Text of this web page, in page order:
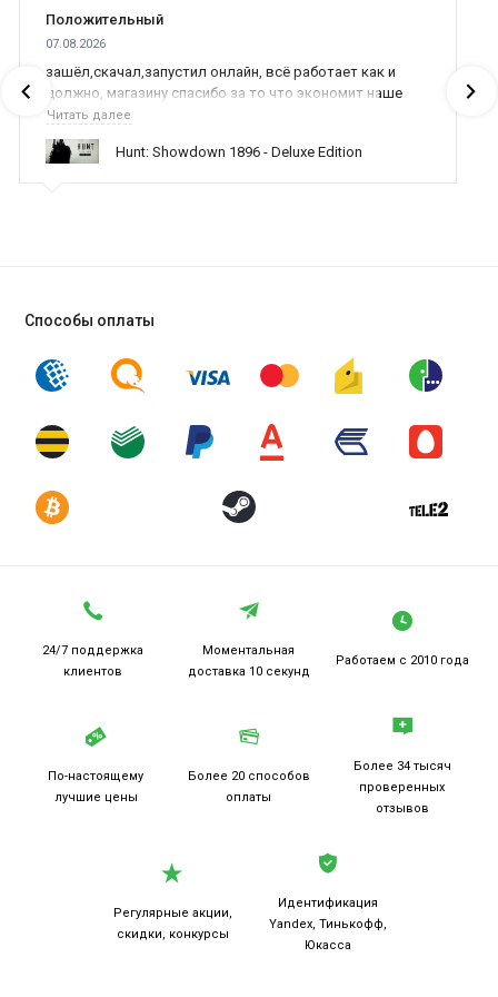
Положительный
07.08.2026
зашёл,скачал,запустил онлайн, всё работает как и
должно, магазину спасибо за то что экономит наше
время,нервы и деньги, ребята вы красава оказываете
поддержку населению и походу из всех только вы и
оказываете помощь
Читать далее
Hunt: Showdown 1896 - Deluxe Edition
Способы оплаты
24/7 поддержка
клиентов
Моментальная
доставка 10 секунд
Работаем с 2010 года
По-настоящему
лучшие цены
Более 20 способов
оплаты
Более 34 тысяч
проверенных
отзывов
Регулярные акции,
скидки, конкурсы
Идентификация
Yandex, Тинькофф,
Юкасса